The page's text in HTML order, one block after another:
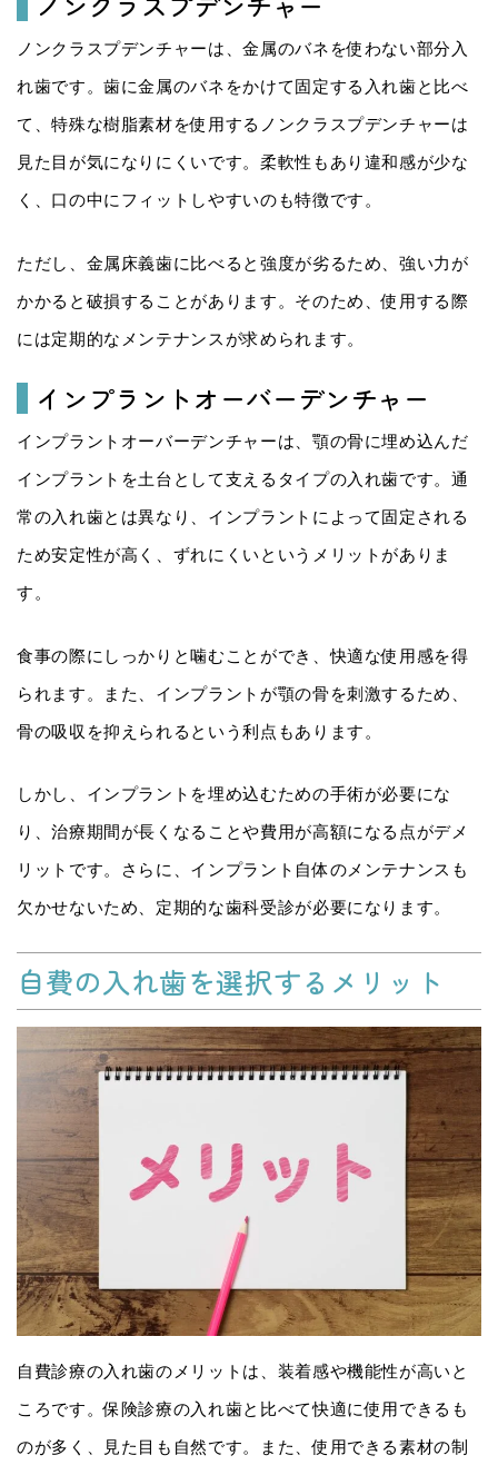
ノンクラスプデンチャーは、金属のバネを使わない部分入
れ歯です。歯に金属のバネをかけて固定する入れ歯と比べ
て、特殊な樹脂素材を使用するノンクラスプデンチャーは
見た目が気になりにくいです。柔軟性もあり違和感が少な
く、口の中にフィットしやすいのも特徴です。
ただし、金属床義歯に比べると強度が劣るため、強い力が
かかると破損することがあります。そのため、使用する際
には定期的なメンテナンスが求められます。
インプラントオーバーデンチャー
インプラントオーバーデンチャーは、顎の骨に埋め込んだ
インプラントを土台として支えるタイプの入れ歯です。通
常の入れ歯とは異なり、インプラントによって固定される
ため安定性が高く、ずれにくいというメリットがありま
す。
食事の際にしっかりと噛むことができ、快適な使用感を得
られます。また、インプラントが顎の骨を刺激するため、
骨の吸収を抑えられるという利点もあります。
しかし、インプラントを埋め込むための手術が必要にな
り、治療期間が長くなることや費用が高額になる点がデメ
リットです。さらに、インプラント自体のメンテナンスも
欠かせないため、定期的な歯科受診が必要になります。
自費の入れ歯を選択するメリット
自費診療の入れ歯のメリットは、装着感や機能性が高いと
ころです。保険診療の入れ歯と比べて快適に使用できるも
のが多く、見た目も自然です。また、使用できる素材の制